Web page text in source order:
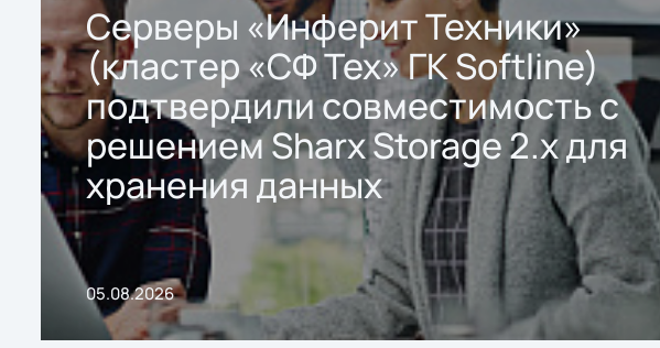
Серверы «Инферит Техники»
(кластер «СФ Тех» ГК Softline)
подтвердили совместимость с
решением Sharx Storage 2.x для
хранения данных
05.08.2026